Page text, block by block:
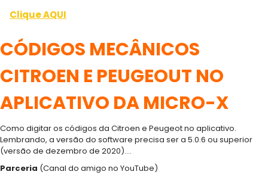
Clique AQUI
CÓDIGOS MECÂNICOS
CITROEN E PEUGEOUT NO
APLICATIVO DA MICRO-X
Como digitar os códigos da Citroen e Peugeot no aplicativo.
Lembrando, a versão do software precisa ser a 5.0.6 ou superior
(versão de dezembro de 2020)….
Parceria (Canal do amigo no YouTube)